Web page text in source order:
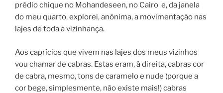
prédio chique no Mohandeseen, no Cairo e, da janela
do meu quarto, explorei, anônima, a movimentação nas
lajes de toda a vizinhança.
Aos caprícios que vivem nas lajes dos meus vizinhos
vou chamar de cabras. Estas eram, à direita, cabras cor
de cabra, mesmo, tons de caramelo e nude (porque a
cor bege, simplesmente, não existe mais!) cabras